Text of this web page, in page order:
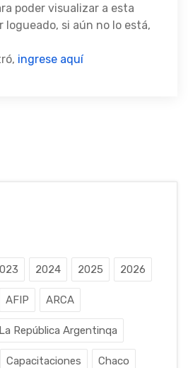
poder visualizar a esta
logueado, si aún no lo está,
ingrese aquí
2024 2025 2026
AFIP ARCA
República Argentinqa
Capacitaciones Chaco